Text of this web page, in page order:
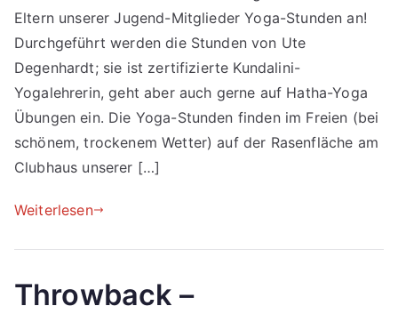
Eltern unserer Jugend-Mitglieder Yoga-Stunden an!
Durchgeführt werden die Stunden von Ute
Degenhardt; sie ist zertifizierte Kundalini-
Yogalehrerin, geht aber auch gerne auf Hatha-Yoga
Übungen ein. Die Yoga-Stunden finden im Freien (bei
schönem, trockenem Wetter) auf der Rasenfläche am
Clubhaus unserer […]
Weiterlesen
Throwback –